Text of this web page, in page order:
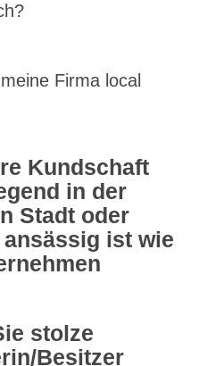
Firma local
Kundschaft
in der
Stadt oder
ansässig ist wie
stolze
Besitzer